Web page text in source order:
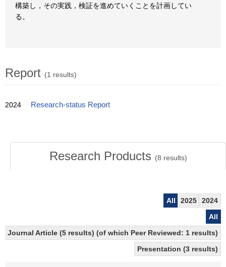
構築し，その実践，検証を進めていくことを計画してい
る。
Report (1 results)
2024 Research-status Report
Research Products (8 results)
All 2025
2024
All
Journal Article (5 results) (of which Peer Reviewed: 1 results)
Presentation (3 results)